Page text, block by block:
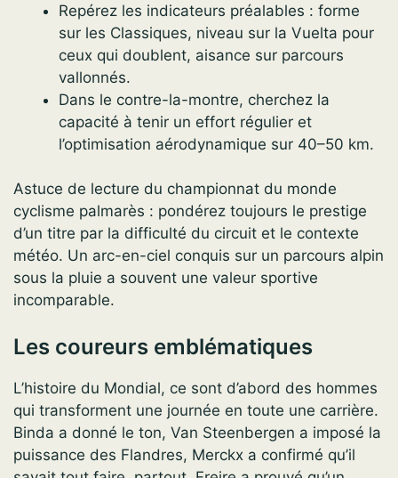
Repérez les indicateurs préalables : forme
sur les Classiques, niveau sur la Vuelta pour
ceux qui doublent, aisance sur parcours
vallonnés.
Dans le contre-la-montre, cherchez la
capacité à tenir un effort régulier et
l’optimisation aérodynamique sur 40–50 km.
Astuce de lecture du championnat du monde
cyclisme palmarès : pondérez toujours le prestige
d’un titre par la difficulté du circuit et le contexte
météo. Un arc-en-ciel conquis sur un parcours alpin
sous la pluie a souvent une valeur sportive
incomparable.
Les coureurs emblématiques
L’histoire du Mondial, ce sont d’abord des hommes
qui transforment une journée en toute une carrière.
Binda a donné le ton, Van Steenbergen a imposé la
puissance des Flandres, Merckx a confirmé qu’il